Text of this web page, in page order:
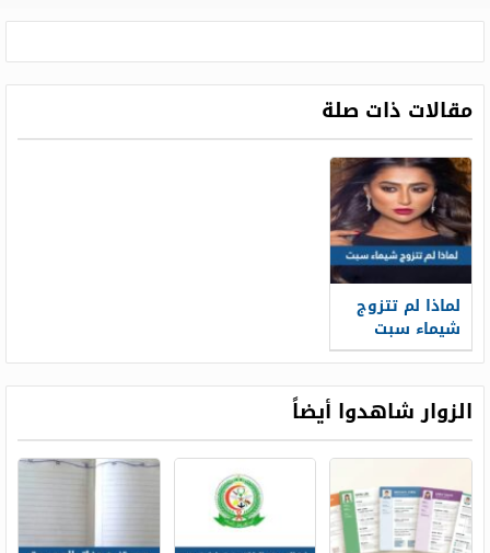
مقالات ذات صلة
لماذا لم تتزوج
شيماء سبت
الزوار شاهدوا أيضاً